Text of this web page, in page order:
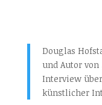
Douglas
und Autor von
Interview
künstlicher